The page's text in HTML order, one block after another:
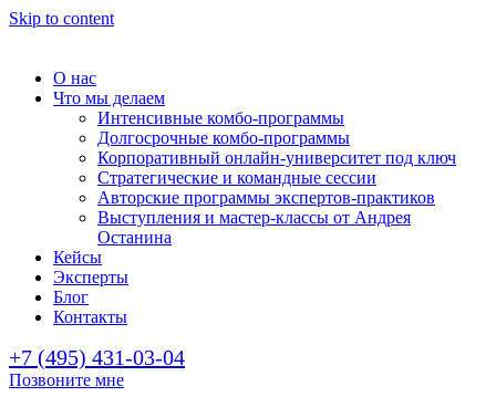
Skip to content
О нас
Что мы делаем
Интенсивные комбо-программы
Долгосрочные комбо-программы
Корпоративный онлайн-университет под ключ
Стратегические и командные сессии
Авторские программы экспертов-практиков
Выступления и мастер-классы от Андрея
Останина
Кейсы
Эксперты
Блог
Контакты
+7 (495) 431-03-04
Позвоните мне